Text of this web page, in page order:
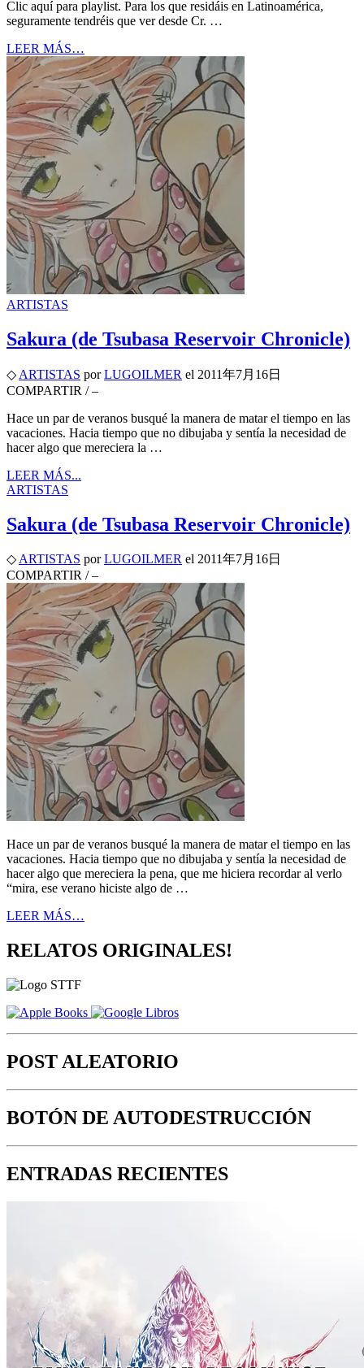
Clic aquí para playlist. Para los que residáis en Latinoamérica,
seguramente tendréis que ver desde Cr. …
LEER MÁS…
ARTISTAS
Sakura (de Tsubasa Reservoir Chronicle)
◇ ARTISTAS por LUGOILMER el 2011年7月16日
COMPARTIR / –
Hace un par de veranos busqué la manera de matar el tiempo en las
vacaciones. Hacia tiempo que no dibujaba y sentía la necesidad de
hacer algo que mereciera la …
LEER MÁS...
ARTISTAS
Sakura (de Tsubasa Reservoir Chronicle)
◇ARTISTAS por LUGOILMER el 2011年7月16日
COMPARTIR / –
Hace un par de veranos busqué la manera de matar el tiempo en las
vacaciones. Hacia tiempo que no dibujaba y sentía la necesidad de
hacer algo que mereciera la pena, que me hiciera recordar al verlo
“mira, ese verano hiciste algo de …
LEER MÁS…
RELATOS ORIGINALES!
POST ALEATORIO
BOTÓN DE AUTODESTRUCCIÓN
ENTRADAS RECIENTES